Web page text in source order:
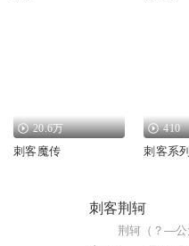
20.6万
刺客魔传
410
刺客系列
刺客荆轲